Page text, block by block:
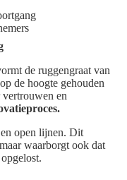
de ruggengraat van
de hoogte gehouden
en
en open lijnen. Dit
waarborgt ook dat